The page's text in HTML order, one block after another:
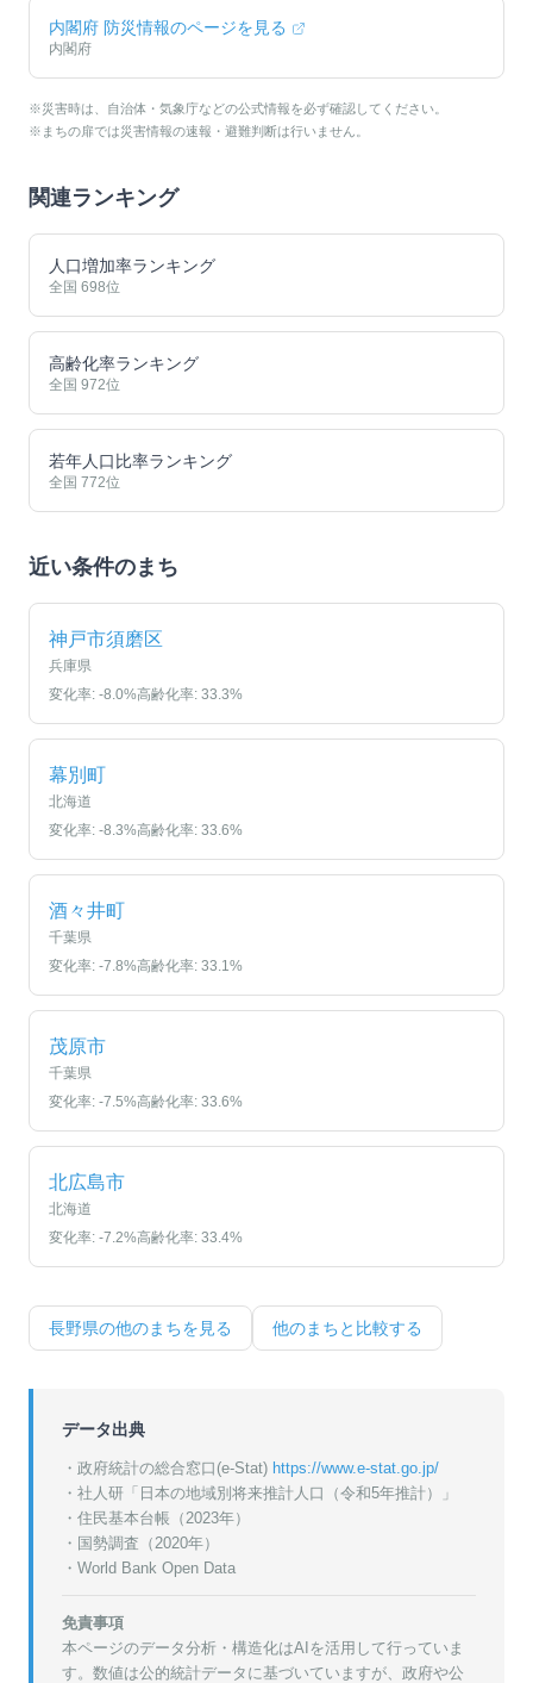
内閣府 防災情報のページを見る
内閣府
※災害時は、自治体・気象庁などの公式情報を必ず確認してください。
※まちの扉では災害情報の速報・避難判断は行いません。
関連ランキング
人口増加率ランキング
全国 698位
高齢化率ランキング
全国 972位
若年人口比率ランキング
全国 772位
近い条件のまち
神戸市須磨区
兵庫県
変化率: -8.0%高齢化率: 33.3%
幕別町
北海道
変化率: -8.3%高齢化率: 33.6%
酒々井町
千葉県
変化率: -7.8%高齢化率: 33.1%
茂原市
千葉県
変化率: -7.5%高齢化率: 33.6%
北広島市
北海道
変化率: -7.2%高齢化率: 33.4%
長野県の他のまちを見る 他のまちと比較する
データ出典
・政府統計の総合窓口(e-Stat) https://www.e-stat.go.jp/
・ 社人研「日本の地域別将来推計人口（令和5年推計）」
・ 住民基本台帳（2023年）
・ 国勢調査（2020年）
・World Bank Open Data
免責事項
本ページのデータ分析・構造化はAIを活用して行っていま
す。数値は公的統計データに基づいていますが、政府や公